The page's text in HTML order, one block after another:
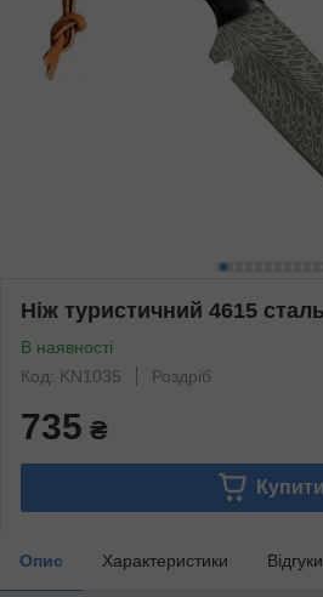
Ніж туристичний 4615
В наявності
Код: KN1035
Роздріб
735 ₴
Купити
Опис Характеристики